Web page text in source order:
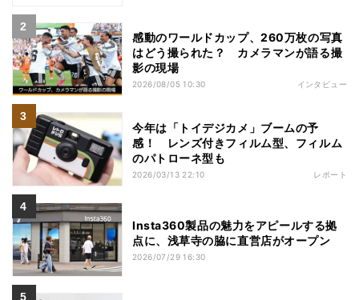
感動のワールドカップ、260万枚の写真
はどう撮られた？ カメラマンが語る撮
影の現場
2026/08/05 10:30 インタビュー
今年は「トイデジカメ」ブームの予
感！ レンズ付きフィルム型、フィルム
のパトローネ型も
2026/03/13 22:10 レポート
Insta360製品の魅力をアピールする拠
点に、浅草寺の脇に直営店がオープン
2026/07/29 16:30